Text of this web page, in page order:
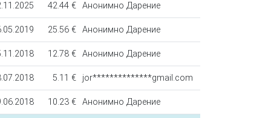
42.44 € Анонимно Дарение
25.56 € Анонимно Дарение
12.78 € Анонимно Дарение
5.11 € jor**************gmail.com
10.23 € Анонимно Дарение